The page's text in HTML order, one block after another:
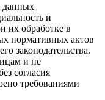
данных
и
их обработке в
нормативных актов
законодательства.
и не
согласия
требованиями